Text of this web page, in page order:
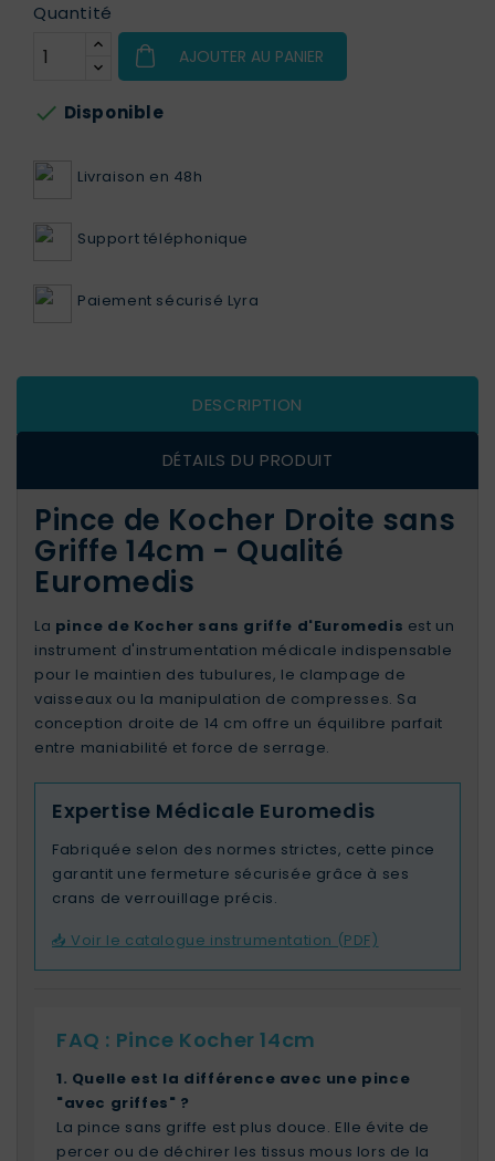
Quantité
AJOUTER AU PANIER
 Disponible
Livraison en 48h
Support téléphonique
Paiement sécurisé Lyra
DESCRIPTION
DÉTAILS DU PRODUIT
Pince de Kocher Droite sans
Griffe 14cm - Qualité
Euromedis
La pince de Kocher sans griffe d'Euromedis est un
instrument d'instrumentation médicale indispensable
pour le maintien des tubulures, le clampage de
vaisseaux ou la manipulation de compresses. Sa
conception droite de 14 cm offre un équilibre parfait
entre maniabilité et force de serrage.
Expertise Médicale Euromedis
Fabriquée selon des normes strictes, cette pince
garantit une fermeture sécurisée grâce à ses
crans de verrouillage précis.
📥 Voir le catalogue instrumentation (PDF)
FAQ : Pince Kocher 14cm
1. Quelle est la différence avec une pince
"avec griffes" ?
La pince sans griffe est plus douce. Elle évite de
percer ou de déchirer les tissus mous lors de la